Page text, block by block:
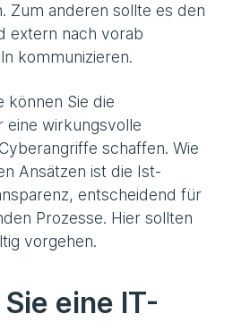
Zum anderen sollte es den
extern nach vorab
kommunizieren.
können Sie die
eine wirkungsvolle
schaffen. Wie
Ansätzen ist die Ist-
entscheidend für
Prozesse. Hier sollten
vorgehen.
eine IT-